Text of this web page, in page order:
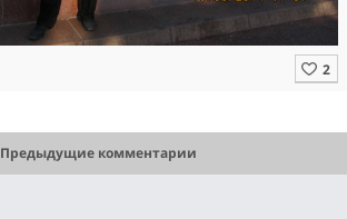
Предыдущие комментарии